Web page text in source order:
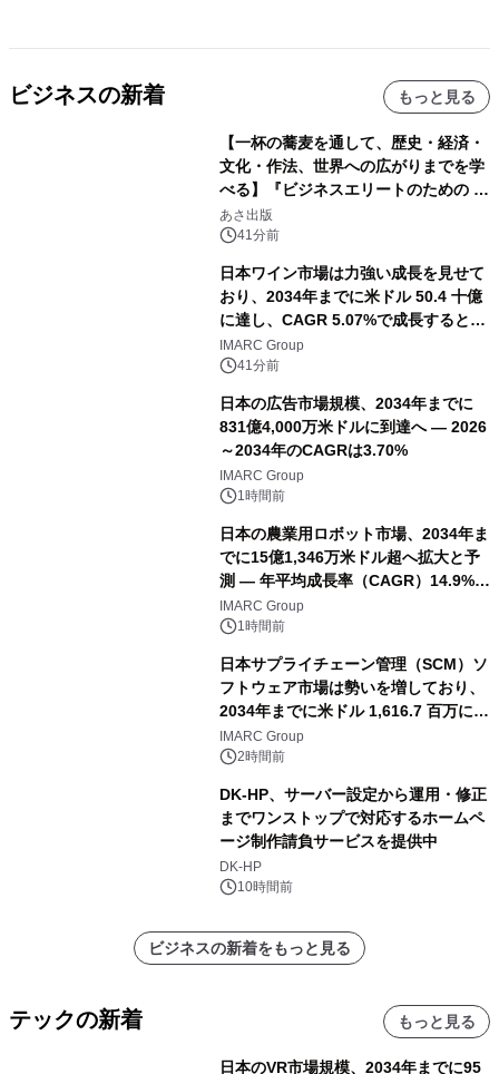
ビジネスの新着 もっと見る
【一杯の蕎麦を通して、歴史・経済・
文化・作法、世界への広がりまでを学
べる】『ビジネスエリートのための 教
養としての蕎麦』2026年8月25日
（火）発売
あさ出版
41分前
日本ワイン市場は力強い成長を見せて
おり、2034年までに米ドル 50.4 十億
に達し、CAGR 5.07%で成長すると予
測IMARC Group
41分前
日本の広告市場規模、2034年までに
831億4,000万米ドルに到達へ ― 2026
～2034年のCAGRは3.70%
IMARC Group
1時間前
日本の農業用ロボット市場、2034年ま
でに15億1,346万米ドル超へ拡大と予
測 ― 年平均成長率（CAGR）14.9%を
記録
IMARC Group
1時間前
日本サプライチェーン管理（SCM）ソ
フトウェア市場は勢いを増しており、
2034年までに米ドル 1,616.7 百万に達
し、CAGR 3.42%で成長すると予測
IMARC Group
2時間前
DK-HP、サーバー設定から運用・修正
までワンストップで対応するホームペ
ージ制作請負サービスを提供中
DK-HP
10時間前
ビジネスの新着をもっと見る
テックの新着 もっと見る
日本のVR市場規模、2034年までに95